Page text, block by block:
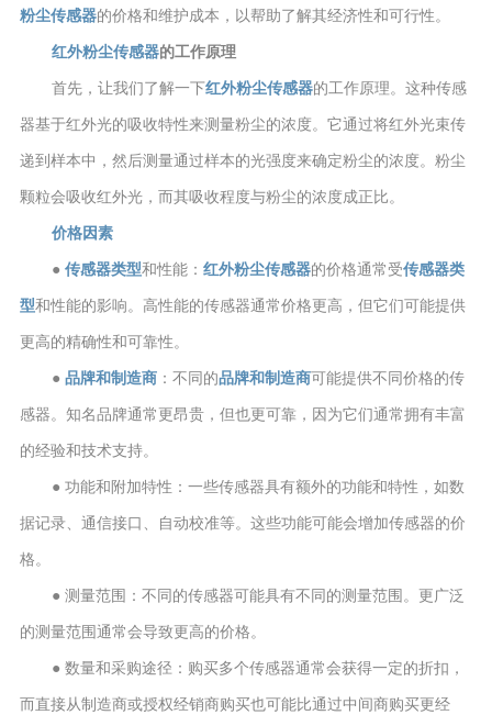
粉尘传感器的价格和维护成本，以帮助了解其经济性和可行性。
红外粉尘传感器的工作原理
首先，让我们了解一下红外粉尘传感器的工作原理。这种传感
器基于红外光的吸收特性来测量粉尘的浓度。它通过将红外光束传
递到样本中，然后测量通过样本的光强度来确定粉尘的浓度。粉尘
颗粒会吸收红外光，而其吸收程度与粉尘的浓度成正比。
价格因素
● 传感器类型和性能： 红外粉尘传感器的价格通常受传感器类
型和性能的影响。高性能的传感器通常价格更高，但它们可能提供
更高的精确性和可靠性。
● 品牌和制造商：不同的品牌和制造商可能提供不同价格的传
感器。知名品牌通常更昂贵，但也更可靠，因为它们通常拥有丰富
的经验和技术支持。
● 功能和附加特性：一些传感器具有额外的功能和特性，如数
据记录、通信接口、自动校准等。这些功能可能会增加传感器的价
格。
● 测量范围：不同的传感器可能具有不同的测量范围。更广泛
的测量范围通常会导致更高的价格。
● 数量和采购途径：购买多个传感器通常会获得一定的折扣，
而直接从制造商或授权经销商购买也可能比通过中间商购买更经